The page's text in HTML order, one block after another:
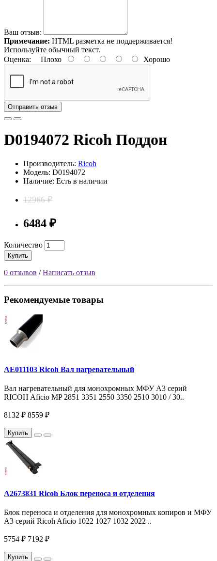
Ваш отзыв:
Примечание: HTML разметка не поддерживается!
Используйте обычный текст.
Оценка: Плохо Хорошо
Отправить отзыв
D0194072 Ricoh Поддон
Производитель: Ricoh
Модель: D0194072
Наличие: Есть в наличии
12966 ₽
6484 ₽
Количество
Купить
0 отзывов /Написать отзыв
Рекомендуемые товары
AE011103 Ricoh Вал нагревательный
Вал нагревательный для монохромных МФУ A3 серий
RICOH Aficio MP 2851 3351 2550 3350 2510 3010 / 30..
8132 ₽ 8559 ₽
Купить
A2673831 Ricoh Блок переноса и отделения
Блок переноса и отделения для монохромных копиров и МФУ
A3 серий Ricoh Aficio 1022 1027 1032 2022 ..
5754 ₽ 7192 ₽
Купить